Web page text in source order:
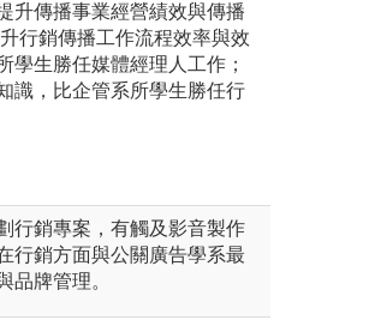
升傳播事業經營績效與傳播
行銷傳播工作流程效率與效
學生勝任媒體經理人工作；
識，比企管系所學生勝任行
行銷專案，有觸及影音製作
行銷方面與公關廣告學系最
品牌管理。